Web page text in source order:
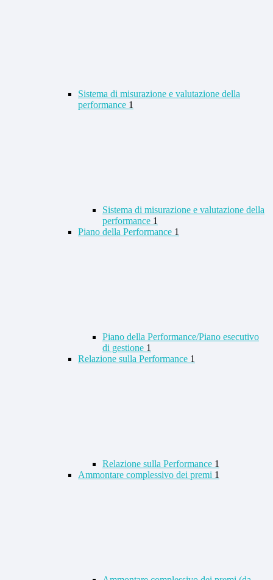
Sistema di misurazione e valutazione della
performance 1
Sistema di misurazione e valutazione della
performance 1
Piano della Performance 1
Piano della Performance/Piano esecutivo
di gestione 1
Relazione sulla Performance 1
Relazione sulla Performance 1
Ammontare complessivo dei premi 1